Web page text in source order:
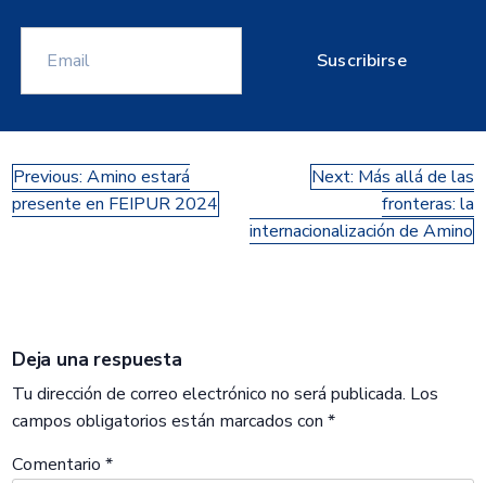
Suscribirse
Navegación
de
Previous: Amino estará
presente en FEIPUR 2024
Next: Más allá de las
fronteras: la
internacionalización de Amino
Deja una respuesta
Tu dirección de correo electrónico no será publicada. Los
campos obligatorios están marcados con *
Comentario *